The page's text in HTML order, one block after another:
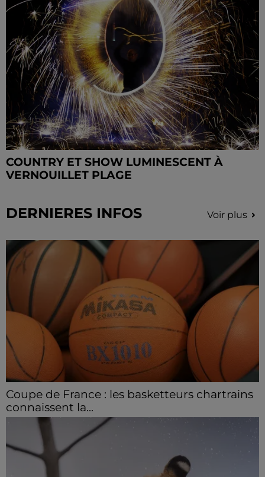
COUNTRY ET SHOW LUMINESCENT À
VERNOUILLET PLAGE
DERNIERES INFOS Voir plus
Coupe de France : les basketteurs chartrains
connaissent la...
Le C'CMBM affrontera un autre club de la région
Centre à l'occasion des 32es de finale de la Coupe de
France.